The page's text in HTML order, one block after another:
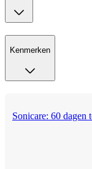
Kenmerken
Sonicare: 60 dagen